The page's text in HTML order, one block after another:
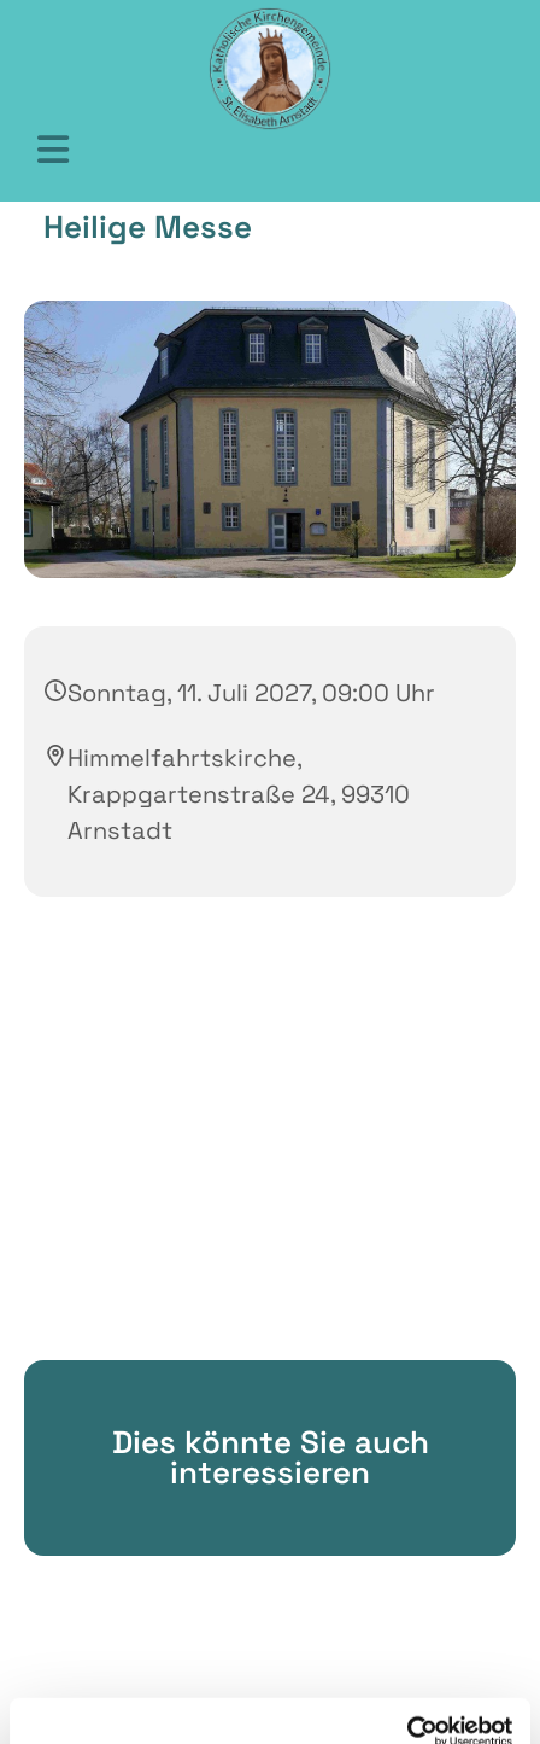
Heilige Messe
Sonntag, 11. Juli 2027, 09:00 Uhr
Himmelfahrtskirche,
Krappgartenstraße 24, 99310
Arnstadt
Dies könnte Sie auch
interessieren